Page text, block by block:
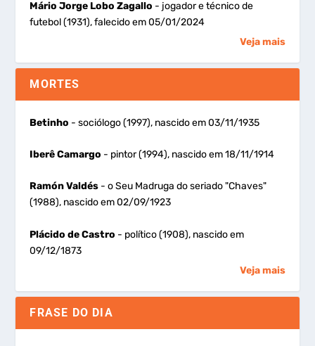
Mário Jorge Lobo Zagallo - jogador e técnico de
futebol (1931), falecido em 05/01/2024
Veja mais
MORTES
Betinho - sociólogo (1997), nascido em 03/11/1935
Iberê Camargo - pintor (1994), nascido em 18/11/1914
Ramón Valdés - o Seu Madruga do seriado "Chaves"
(1988), nascido em 02/09/1923
Plácido de Castro - político (1908), nascido em
09/12/1873
Veja mais
FRASE DO DIA